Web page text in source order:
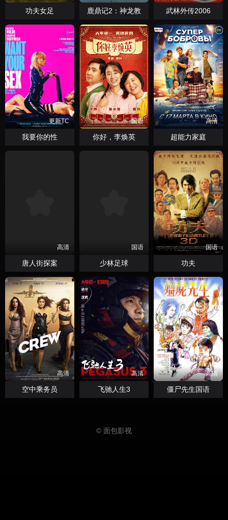
功夫女足 鹿鼎记2：神龙教 武林外传2006
更新TC
我要你的性
国语
你好，李焕英
高清
超能力家庭
高清
唐人街探案
国语
少林足球
国语
功夫
高清
空中乘务员
高清
飞驰人生3
高清
僵尸先生国语
© 面包影视